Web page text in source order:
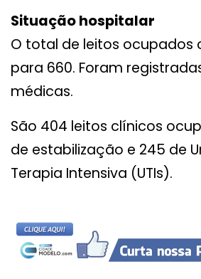
Situação hospitalar
O total de leitos ocupados
para 660. Foram
médicas.
São 404 leitos clínicos
de estabilização e 245 de
Terapia Intensiva (UTIs).